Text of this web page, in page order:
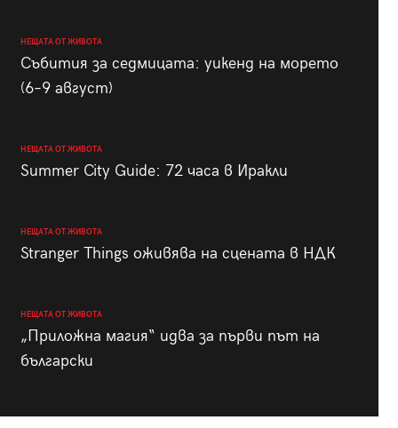
НЕЩАТА ОТ ЖИВОТА
Събития за седмицата: уикенд на морето
(6–9 август)
НЕЩАТА ОТ ЖИВОТА
Summer City Guide: 72 часа в Иракли
НЕЩАТА ОТ ЖИВОТА
Stranger Things оживява на сцената в НДК
НЕЩАТА ОТ ЖИВОТА
„Приложна магия“ идва за първи път на
български